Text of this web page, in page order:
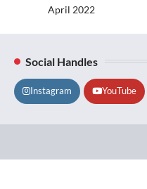
April 2022
Social Handles
Instagram YouTube